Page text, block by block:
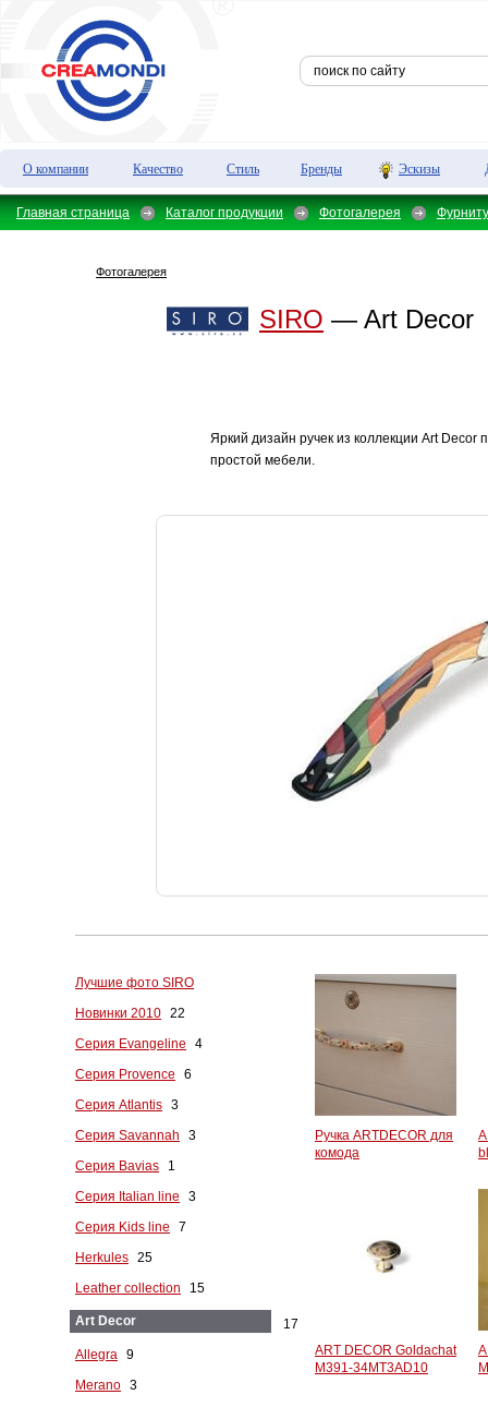
О компании Качество Стиль Бренды Эскизы
Главная страница Каталог продукции Фотогалерея
Фотогалерея
SIRO — Art Decor
Яркий дизайн ручек из коллекции Art
простой мебели.
Лучшие фото SIRO
Новинки 2010 22
Серия Evangeline
4
Серия Provence
6
Серия Atlantis 3
Серия Savannah
3
Серия Bavias
1
Серия Italian line
3
Серия Kids line
7
Herkules 25
Leather collection
15
Art Decor
17
Allegra 9
Merano 3
Ручка ARTDECOR для
комода
ART DECOR Goldachat
M391-34MT3AD10